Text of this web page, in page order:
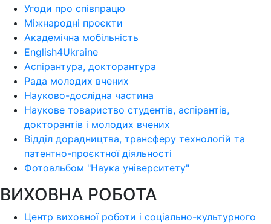
Угоди про співпрацю
Міжнародні проєкти
Академічна мобільність
English4Ukraine
Аспірантура, докторантура
Рада молодих вчених
Науково-дослідна частина
Наукове товариство студентів, аспірантів,
докторантів і молодих вчених
Відділ дорадництва, трансферу технологій та
патентно-проєктної діяльності
Фотоальбом "Наука університету"
ВИХОВНА РОБОТА
Центр виховної роботи і соціально-культурного